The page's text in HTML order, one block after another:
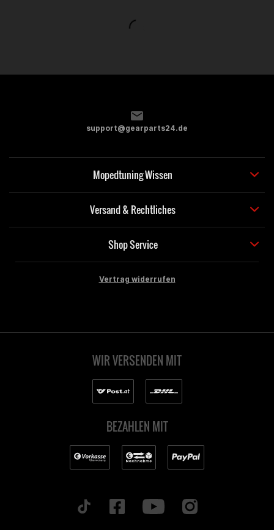
support@gearparts24.de
Mopedtuning Wissen
Versand & Rechtliches
Shop Service
Vertrag widerrufen
WIR VERSENDEN MIT
BEZAHLEN MIT